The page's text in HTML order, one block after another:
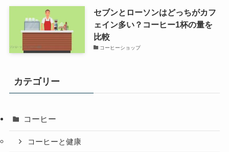
セブンとローソンはどっちがカフ
ェイン多い？コーヒー1杯の量を
比較
コーヒーショップ
カテゴリー
コーヒー
コーヒーと健康